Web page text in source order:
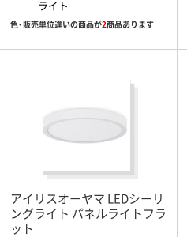
ライト
色・販売単位違いの商品が2商品あります
アイリスオーヤマ LEDシーリ
ングライト パネルライトフラ
ット